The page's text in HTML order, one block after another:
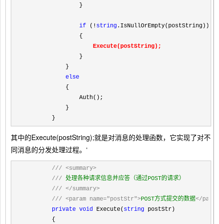
                }
if (! string .IsNullOrEmpty(postString))
                {
Execute(postString);
                }
            }
else
            {
                Auth();
            }
        }
其中的Execute(postString);就是对消息的处理函数，它实现了对不
同消息的分发处理过程。‘
/// <summary>
/// 处理各种请求信息并应答（通过POST的请求）
/// </summary>
/// <param name="postStr">POST方式提交的数据</
private void Execute( string postStr)
        {